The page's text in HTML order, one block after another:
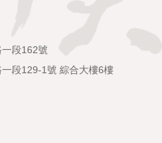
段162號
段129-1號 綜合大樓6樓